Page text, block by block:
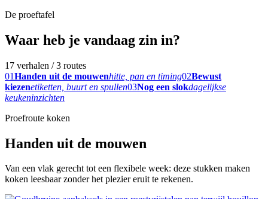
De proeftafel
Waar heb je vandaag zin in?
17 verhalen / 3 routes
01Handen uit de mouwenhitte, pan en timing02Bewust
kiezenetiketten, buurt en spullen03Nog een slokdagelijkse
keukeninzichten
Proefroute koken
Handen uit de mouwen
Van een vlak gerecht tot een flexibele week: deze stukken maken
koken leesbaar zonder het plezier eruit te rekenen.